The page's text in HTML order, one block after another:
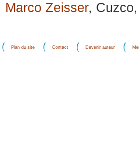
Marco Zeisser,
Plan du site Contact Devenir auteur